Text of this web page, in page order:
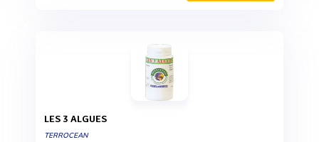
LES 3 ALGUES
TERROCEAN